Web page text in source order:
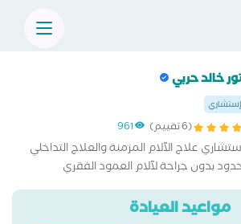
خالد حربي
إستشاري
(6 تقييم) 961
علاج الآلام المزمنة والعلاج التداخلي
بدون جراحة لآلام العمود الفقري
والأعصاب وآلام الأورام السرطانية
مواعيد العيادة